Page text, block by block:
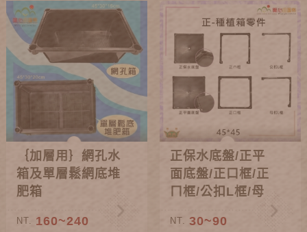
｛加層用｝網孔水
箱及單層鬆網底堆
肥箱
NT. 160~240
正保水底盤/正平
面底盤/正口框/正
ㄇ框/公扣L框/母
NT. 30~90